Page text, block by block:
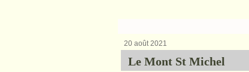
20 août 2021
Le Mont St Michel